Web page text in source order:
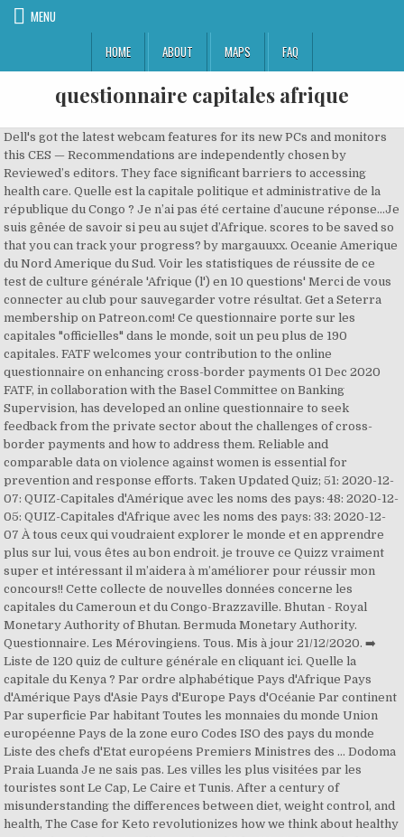
MENU
HOME
ABOUT MAPS FAQ
questionnaire capitales afrique
Dell's got the latest webcam features for its new PCs and monitors
this CES — Recommendations are independently chosen by
Reviewed’s editors. They face significant barriers to accessing
health care. Quelle est la capitale politique et administrative de la
république du Congo ? Je n’ai pas été certaine d’aucune réponse…Je
suis gênée de savoir si peu au sujet d’Afrique. scores to be saved so
that you can track your progress? by margauuxx. Oceanie Amerique
du Nord Amerique du Sud. Voir les statistiques de réussite de ce
test de culture générale 'Afrique (l') en 10 questions' Merci de vous
connecter au club pour sauvegarder votre résultat. Get a Seterra
membership on Patreon.com! Ce questionnaire porte sur les
capitales "officielles" dans le monde, soit un peu plus de 190
capitales. FATF welcomes your contribution to the online
questionnaire on enhancing cross-border payments 01 Dec 2020
FATF, in collaboration with the Basel Committee on Banking
Supervision, has developed an online questionnaire to seek
feedback from the private sector about the challenges of cross-
border payments and how to address them. Reliable and
comparable data on violence against women is essential for
prevention and response efforts. Taken Updated Quiz; 51: 2020-12-
07: QUIZ-Capitales d'Amérique avec les noms des pays: 48: 2020-12-
05: QUIZ-Capitales d'Afrique avec les noms des pays: 33: 2020-12-
07 À tous ceux qui voudraient explorer le monde et en apprendre
plus sur lui, vous êtes au bon endroit. je trouve ce Quizz vraiment
super et intéressant il m’aidera à m’améliorer pour réussir mon
concours!! Cette collecte de nouvelles données concerne les
capitales du Cameroun et du Congo-Brazzaville. Bhutan - Royal
Monetary Authority of Bhutan. Bermuda Monetary Authority.
Questionnaire. Les Mérovingiens. Tous. Mis à jour 21/12/2020. ➡️
Liste de 120 quiz de culture générale en cliquant ici. Quelle la
capitale du Kenya ? Par ordre alphabétique Pays d'Afrique Pays
d'Amérique Pays d'Asie Pays d'Europe Pays d'Océanie Par continent
Par superficie Par habitant Toutes les monnaies du monde Union
européenne Pays de la zone euro Codes ISO des pays du monde
Liste des chefs d'Etat européens Premiers Ministres des … Dodoma
Praia Luanda Je ne sais pas. Les villes les plus visitées par les
touristes sont Le Cap, Le Caire et Tunis. After a century of
misunderstanding the differences between diet, weight control, and
health, The Case for Keto revolutionizes how we think about healthy